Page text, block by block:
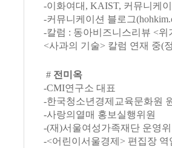
-이화여대, KAIST, 커뮤니케
-커뮤니케이션 블로그
-칼럼 : 동아비즈니스리뷰 <
<사과의 기술> 칼럼 연재 중(
# 전미옥
-CMI연구소 대표
-한국청소년경제교육문화원
-사랑의열매 홍보실행위원
-(재)서울여성가족재단 운영
-<어린이서울경제> 편집장 역